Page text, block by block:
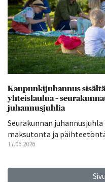
Kaupunkijuhannus
yhteislaulua –
juhannusjuhlia
Seurakunnan
maksutonta ja
17.06.2026